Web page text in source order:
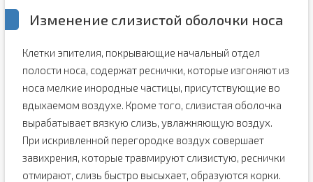
Изменение слизистой оболочки носа
Клетки эпителия, покрывающие начальный отдел
полости носа, содержат реснички, которые изгоняют из
носа мелкие инородные частицы, присутствующие во
вдыхаемом воздухе. Кроме того, слизистая оболочка
вырабатывает вязкую слизь, увлажняющую воздух.
При искривленной перегородке воздух совершает
завихрения, которые травмируют слизистую, реснички
отмирают, слизь быстро высыхает, образуются корки.